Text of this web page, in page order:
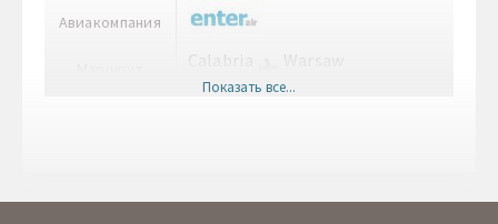
Авиакомпания
Calabria
SUF
Warsaw
Показать все...